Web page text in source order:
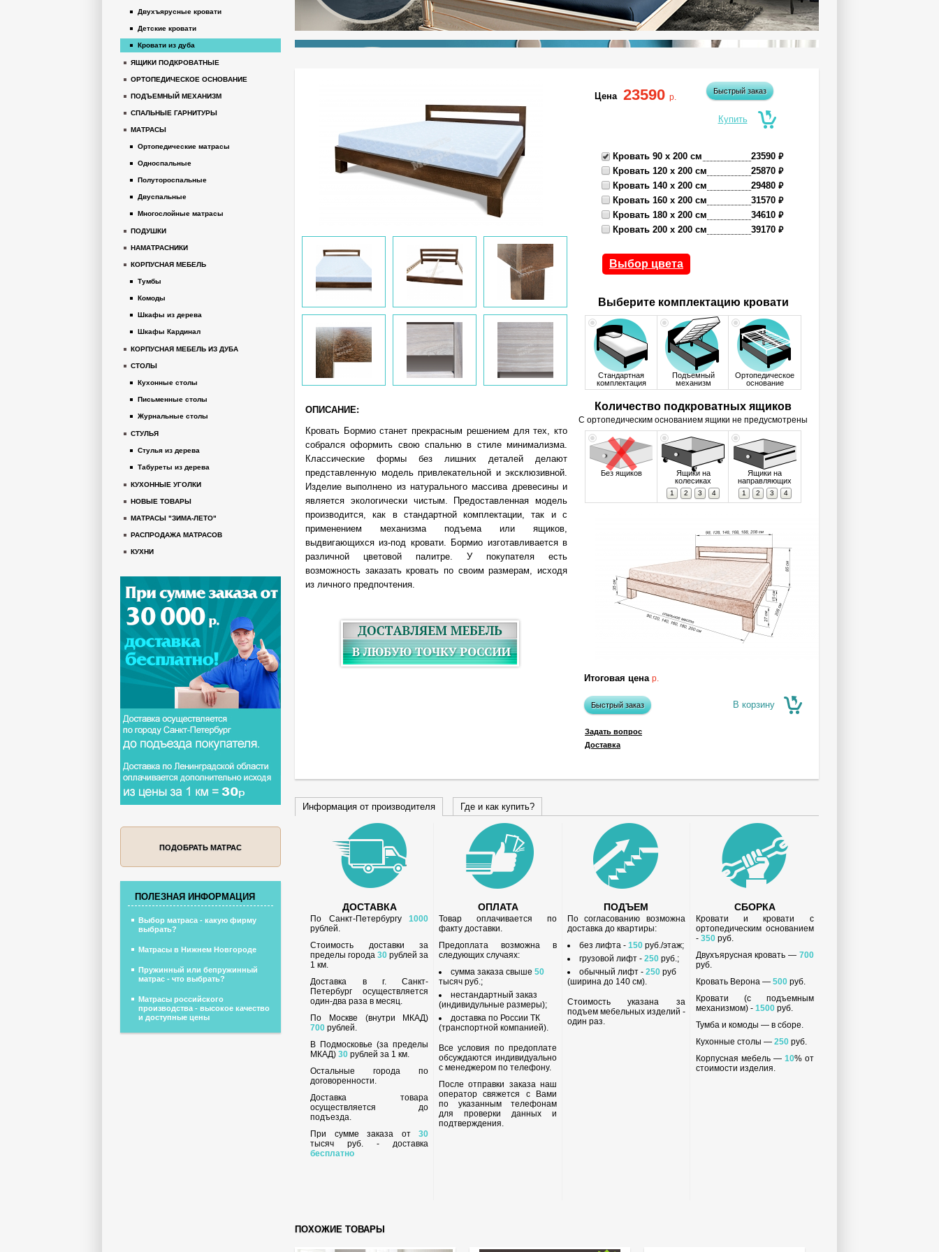
ОПИСАНИЕ:
Кровать Бормио станет прекрасным решением для тех, кто
собрался оформить свою спальню в стиле минимализма.
Классические формы без лишних деталей делают
представленную модель привлекательной и эксклюзивной.
Изделие выполнено из натурального массива древесины и
является экологически чистым. Предоставленная модель
производится, как в стандартной комплектации, так и с
применением механизма подъема или ящиков,
выдвигающихся из-под кровати. Бормио изготавливается в
различной цветовой палитре. У покупателя есть
возможность заказать кровать по своим размерам, исходя
из личного предпочтения.
Цена 23590 р.
Быстрый заказ
Кровать 90 x 200 см 23590 ₽
Кровать 120 x 200 см 25870 ₽
Кровать 140 x 200 см 29480 ₽
Кровать 160 x 200 см 31570 ₽
Кровать 180 x 200 см 34610 ₽
Кровать 200 x 200 см 39170 ₽
Выбор цвета
Выберите комплектацию кровати
Стандартная
комплектация
Подъемный
механизм
Ортопедическое
основание
Количество подкроватных ящиков
С ортопедическим основанием ящики не предусмотрены
Без ящиков
Ящики на
колесиках
1 2 3 4
Ящики на
направляющих
1 2 3 4
Итоговая цена р.
Быстрый заказ В корзину
Задать вопрос
Доставка
Информация от производителя Где и как купить?
ДОСТАВКА
По Санкт-Петербургу1000
рублей.
Стоимость доставки за
пределы города30 рублей за
1 км.
Доставка в г. Санкт-
Петербург осуществляется
один-два раза в месяц.
По Москве (внутри МКАД)
700 рублей.
В Подмосковье (за пределы
МКАД)30 рублей за 1 км.
Остальные города по
договоренности.
Доставка товара
осуществляется до
подъезда.
При сумме заказа от30
тысяч руб. - доставка
бесплатно
ОПЛАТА
Товар оплачивается по
факту доставки.
Предоплата возможна в
следующих случаях:
сумма заказа свыше50
тысяч руб.;
нестандартный заказ
(индивидульные размеры);
доставка по России ТК
(транспортной компанией).
Все условия по предоплате
обсуждаются индивидуально
с менеджером по телефону.
После отправки заказа наш
оператор свяжется с Вами
по указанным телефонам
для проверки данных и
подтверждения.
ПОДЪЕМ
По согласованию возможна
доставка до квартиры:
без лифта - 150руб./этаж;
грузовой лифт - 250руб.;
обычный лифт - 250руб
(ширина до 140 см).
Стоимость указана за
подъем мебельных изделий -
один раз.
СБОРКА
Кровати и кровати с
ортопедическим основанием
- 350руб.
Двухъярусная кровать — 700
руб.
Кровать Верона — 500руб.
Кровати (с подъемным
механизмом) - 1500руб.
Тумба и комоды — в сборе.
Кухонные столы — 250руб.
Корпусная мебель — 10% от
стоимости изделия.
ПОХОЖИЕ ТОВАРЫ
Двухъярусные кровати
Детские кровати
Кровати из дуба
ЯЩИКИ ПОДКРОВАТНЫЕ
ОРТОПЕДИЧЕСКОЕ ОСНОВАНИЕ
ПОДЪЕМНЫЙ МЕХАНИЗМ
СПАЛЬНЫЕ ГАРНИТУРЫ
МАТРАСЫ
Ортопедические матрасы
Односпальные
Полутороспальные
Двуспальные
Многослойные матрасы
ПОДУШКИ
НАМАТРАСНИКИ
КОРПУСНАЯ МЕБЕЛЬ
Тумбы
Комоды
Шкафы из дерева
Шкафы Кардинал
КОРПУСНАЯ МЕБЕЛЬ ИЗ ДУБА
СТОЛЫ
Кухонные столы
Письменные столы
Журнальные столы
СТУЛЬЯ
Стулья из дерева
Табуреты из дерева
КУХОННЫЕ УГОЛКИ
НОВЫЕ ТОВАРЫ
МАТРАСЫ "ЗИМА-ЛЕТО"
РАСПРОДАЖА МАТРАСОВ
КУХНИ
ПОДОБРАТЬ МАТРАС
ПОЛЕЗНАЯ ИНФОРМАЦИЯ
Выбор матраса - какую фирму
выбрать?
Матрасы в Нижнем Новгороде
Пружинный или бепружинный
матрас - что выбрать?
Матрасы российского
производства - высокое качество
и доступные цены